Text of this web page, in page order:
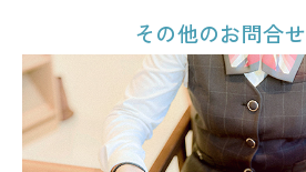
その他のお問合せ